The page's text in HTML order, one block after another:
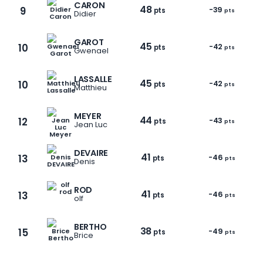
1 / 9
9 CARON
Didier 48 pts -39 pts
10 GAROT
Gwenael 45 pts -42 pts
10 LASSALLE
Matthieu 45 pts -42 pts
12 MEYER
Jean Luc 44 pts -43 pts
13 DEVAIRE
Denis 41 pts -46 pts
13 ROD
olf 41 pts -46 pts
15 BERTHO
Brice 38 pts -49 pts